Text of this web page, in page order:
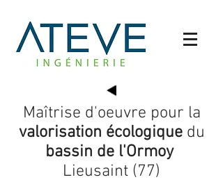
Maîtrise d'oeuvre pour la
valorisation écologiquedu
bassin de l'Ormoy
Lieusaint (77)